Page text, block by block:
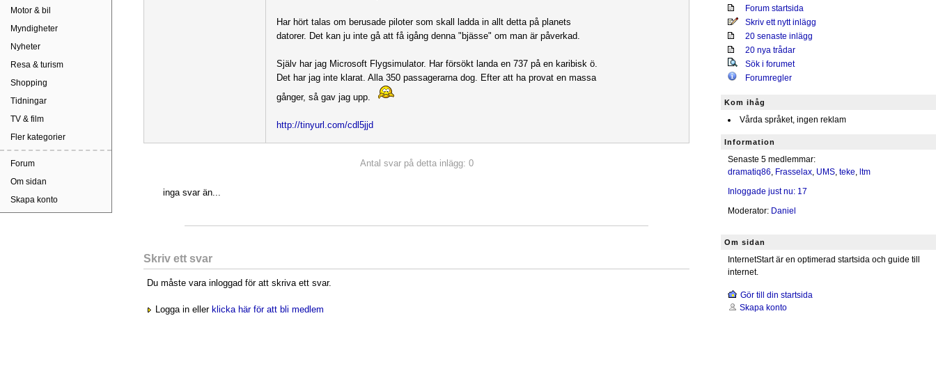
Motor & bil
Myndigheter
Nyheter
Resa & turism
Shopping
Tidningar
TV & film
Fler kategorier
Forum
Om sidan
Skapa konto
Har hört talas om berusade piloter som skall ladda in allt detta på planets
datorer. Det kan ju inte gå att få igång denna "bjässe" om man är påverkad.
Själv har jag Microsoft Flygsimulator. Har försökt landa en 737 på en karibisk ö.
Det har jag inte klarat. Alla 350 passagerarna dog. Efter att ha provat en massa
gånger, så gav jag upp.
http://tinyurl.com/cdl5jjd
Antal svar på detta inlägg: 0
inga svar än...
Skriv ett svar
Du måste vara inloggad för att skriva ett svar.
Logga in eller klicka här för att bli medlem
Forum startsida
Skriv ett nytt inlägg
20 senaste inlägg
20 nya trådar
Sök i forumet
Forumregler
Kom ihåg
Vårda språket, ingen reklam
Information
Senaste 5 medlemmar:
dramatiq86, Frasselax, UMS, teke, ltm
Inloggade just nu: 17
Moderator: Daniel
Om sidan
InternetStart är en optimerad startsida och guide till
internet.
Gör till din startsida
Skapa konto